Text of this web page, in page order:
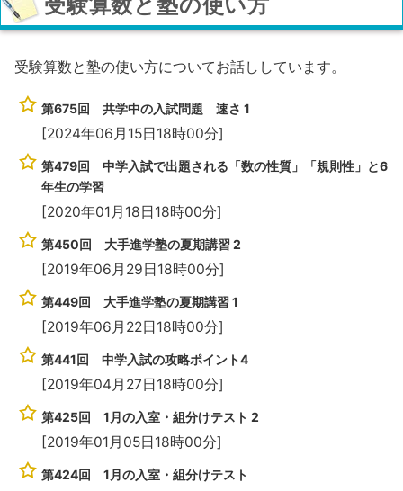
受験算数と塾の使い方についてお話ししています。
第675回 共学中の入試問題 速さ 1
[2024年06月15日18時00分]
第479回 中学入試で出題される「数の性質」「規則性」と6
年生の学習
[2020年01月18日18時00分]
第450回 大手進学塾の夏期講習 2
[2019年06月29日18時00分]
第449回 大手進学塾の夏期講習 1
[2019年06月22日18時00分]
第441回 中学入試の攻略ポイント4
[2019年04月27日18時00分]
第425回 1月の入室・組分けテスト 2
[2019年01月05日18時00分]
第424回 1月の入室・組分けテスト